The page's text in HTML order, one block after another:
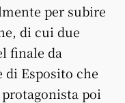
per subire
di cui due
finale da
di Esposito che
poi